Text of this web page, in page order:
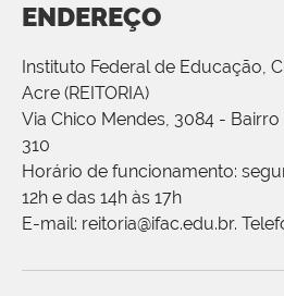
ENDEREÇO
Instituto Federal de Educação,
Acre (REITORIA)
Via Chico Mendes, 3084 -
310
Horário de funcionamento:
12h e das 14h às 17h
E-mail: reitoria@ifac.edu.br.